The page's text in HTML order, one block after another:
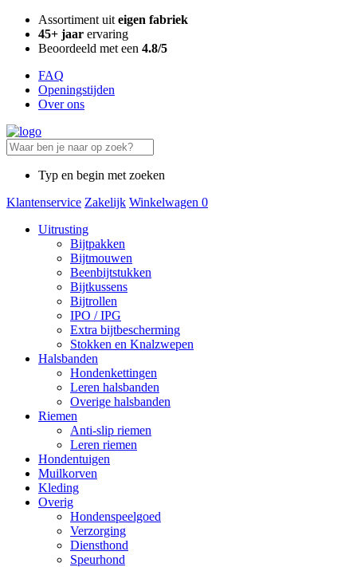
Assortiment uit eigen fabriek
45+ jaar ervaring
Beoordeeld met een 4.8/5
FAQ
Openingstijden
Over ons
Typ en begin met zoeken
Klantenservice Zakelijk Winkelwagen 0
Uitrusting
Bijtpakken
Bijtmouwen
Beenbijtstukken
Bijtkussens
Bijtrollen
IPO / IPG
Extra bijtbescherming
Stokken en Knalzwepen
Halsbanden
Hondenkettingen
Leren halsbanden
Overige halsbanden
Riemen
Anti-slip riemen
Leren riemen
Hondentuigen
Muilkorven
Kleding
Overig
Hondenspeelgoed
Verzorging
Diensthond
Speurhond